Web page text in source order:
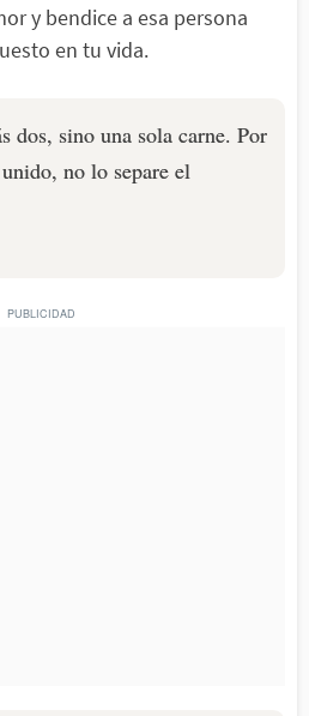
y bendice a esa persona
en tu vida.
dos, sino una sola carne. Por
no lo separe el